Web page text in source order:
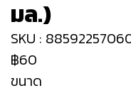
มล.)
SKU :
฿60
ขนาด